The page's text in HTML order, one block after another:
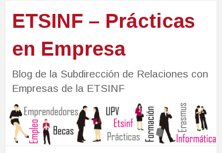
ETSINF – Prácticas
en Empresa
Blog de la Subdirección de Relaciones con
Empresas de la ETSINF